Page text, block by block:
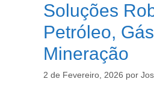
Soluções
Petróleo,
Mineração
2 de Fevereiro, 2026 por